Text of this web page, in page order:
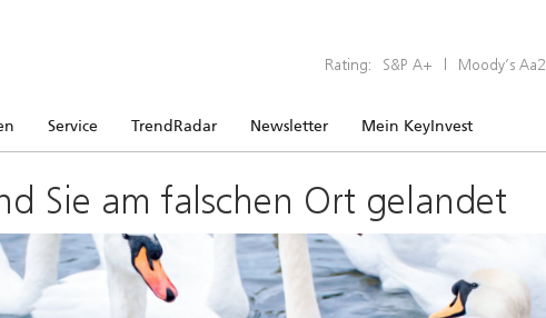
Rating: S&P A+ | Moody’s Aa2
Service TrendRadar Newsletter Mein KeyInvest
Sie am falschen Ort gelandet